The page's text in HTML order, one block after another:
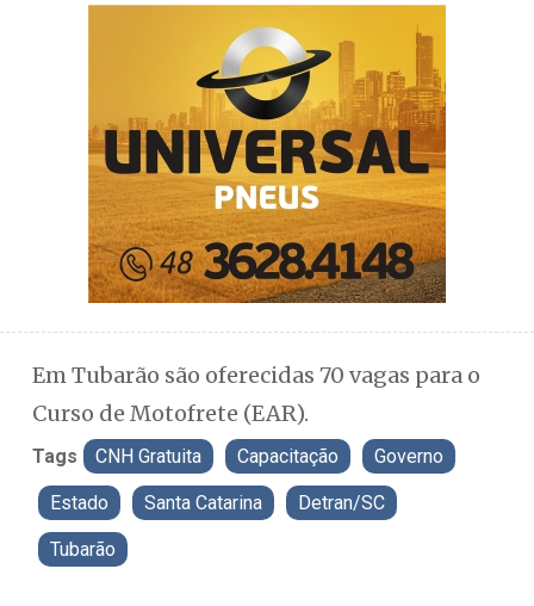
Em Tubarão são oferecidas 70 vagas para o
Curso de Motofrete (EAR).
Tags CNH Gratuita Capacitação Governo
Estado Santa Catarina Detran/SC
Tubarão